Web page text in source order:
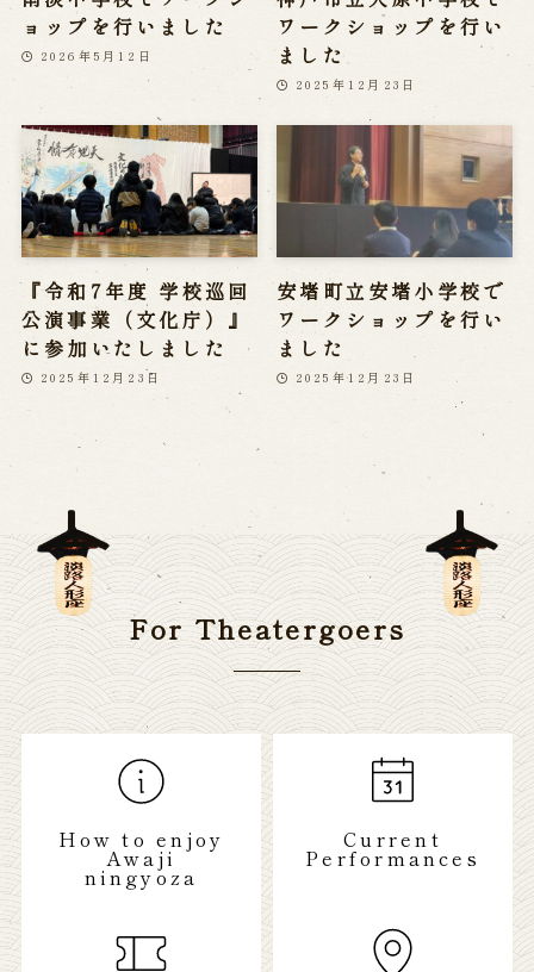
ョップを行いました
2026年5月12日
ワークショップを行い
ました
2025年12月23日
『令和7年度 学校巡回
公演事業（文化庁）』
に参加いたしました
2025年12月23日
安堵町立安堵小学校で
ワークショップを行い
ました
2025年12月23日
For Theatergoers
How to enjoy
Awaji
ningyoza
Current
Performances